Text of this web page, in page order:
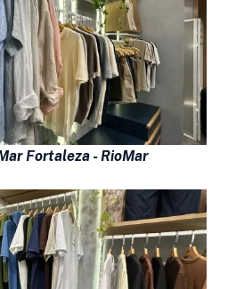
Fortaleza -RioMar